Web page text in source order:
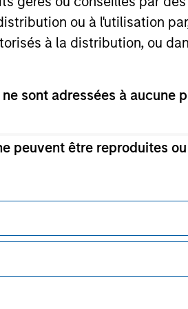
ou à l'utilisation
à la distribution, ou
sont adressées à aucune
peuvent être reproduites
considérées comme
En outre, de tels produits
tels offre, sollicitation,
à des restrictions
toute